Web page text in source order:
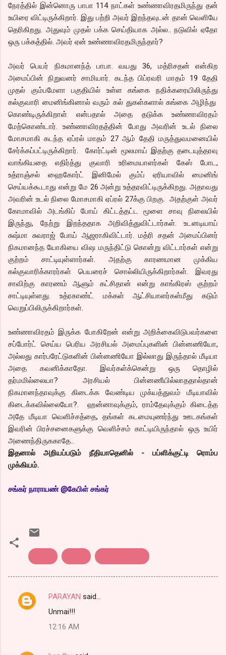
நேரத்தில் இன்னொரு பாபா 114 நாட்கள் உண்ணாவிரதமிருந்து தன்
உயிரை விட்டிருக்கிறார். இது பற்றி அவர் இறந்தவுடன் தான் வெளியே
தெரிகிறது. அதுவும் முதல் பக்க செய்தியாக அல்ல.. நடுவில் ஏதோ
ஒரு பக்கத்தில். அவர் ஏன் உண்ணாவிரதமிருந்தார்?
அவர் பெயர் நிகமானந்த் பாபா. வயது 36, மத்ரிசதன் என்கிற
அமைப்பின் நிறுவனர் சாமியார். கடந்த பிப்ரவரி மாதம் 19 தேதி
முதல் கும்பமேளா பகுதியில் உள்ள கங்கை நதிக்கரையிலிருந்து
கல்குவாரி மைனிங்கினால் வரும் கல் துகள்களால் கங்கை அழிந்து
கொண்டிருக்கிறாள் என்பதால் அதை தடுக்க உண்ணாவிரதம்
மேற்கொண்டார். உண்ணாவிரதத்தின் போது அவரின் உடல் நிலை
மோசமாகி கடந்த ஏப்ரல் மாதம் 27 ஆம் தேதி மருத்துவமனையில்
சேர்க்கப்பட்டிருக்கிறார். கோர்ட்டின் மூலமாய் இதற்கு தடையுத்தரவு
வாங்கியதை எதிர்த்து குவாரி உரிமையாளர்கள் கேஸ் போட,
உத்ராஞ்சல் ஹைகோர்ட் இனிமேல் கும்ப் ஏரியாவில் மைனிங்
செய்யக்கூடாது என்று மே 26 அன்று உத்தரவிட்டிருக்கிறது. அதாவது
அவரின் உடல் நிலை மோசமாகி ஏப்ரல் 27க்கு பிறகு. அதற்குள் அவர்
கோமாவில் அடங்கிப் போய் கிட்டத்தட்ட மூளை சாவு நிலையில்
இருந்து, நேற்று இறந்ததாக அறிவித்துவிட்டார்கள். உடனடியாய்
சுஷ்மா சுவராஜ் போய் ஆஜராகிவிட்டார். மத்ரி சதன் அமைப்பினர்
நிகமானந்த யோகியை விஷ மருந்திட்டு கொன்று விட்டார்கள் என்று
குற்றம் சாட்டியுள்ளார்கள். அதற்கு காரணமான முக்கிய
கல்குவாரிக்காரர்கள் பெயரைச் சொல்லியிருக்கிறார்கள். இவரது
சாவிற்கு காரணம் ஆளும் கட்சிதான் என்று காங்கிரஸ் குற்றம்
சாட்டியுள்ளது. உத்ரகாண்ட் மக்கள் ஆட்சியாளர்கள்மீது கடும்
வெறுப்பிலிருக்கிறார்கள்.
உண்ணாவிரதம் இருக்க போகிறேன் என்று அறிக்கைவிடுபவர்களை
சப்போர்ட் செய்ய பெரிய அரசியல் அமைப்புகளின் பின்னணியோ,
அல்லது கார்பரேட்டுகளின் பின்னணியோ இல்லாது இருந்தால் மீடியா
அதை கவனிக்காதோ. இவர்கள்க்கென்று ஒரு தொழில்
தர்மமில்லையா? அரசியல் பின்னணீயில்லாததால்தான்
நிகமானந்தாவுக்கு கிடைக்க வேண்டிய முக்யத்துவம் மீடியாவில்
கிடைக்கவில்லையோ?. ஹன்னாவுக்கும், ராம்தேவுக்கும் கிடைத்த
அதே மீடியா வெளிச்சத்தை, தங்கள் கடமையுணர்ந்து ஊடகங்கள்
இவரின் பிரச்சனைகளுக்கு வெளிச்சம் காட்டியிருந்தால் ஒரு உயிர்
அணைந்திருககாதே..
இதனால் அறியப்படும் நீதியாதெனில் - பப்ளிக்குட்டி ரொம்ப
முக்கியம்.
சங்கர் நாராயண் @கேபிள் சங்கர்
C
PARAYAN said…
Unmai!!!
12:16 AM